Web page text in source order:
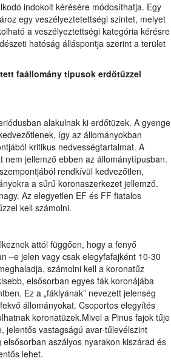
indokolt kérésére módosíthatja. Egy
egy veszélyeztetettségi szintet, melyet
a veszélyeztettségi kategória kérésre
hatóság álláspontja szerint a terület
faállomány típusok erdőtűzzel
alakulnak ki erdőtüzek. A gyenge
így az állományokban
kritikus nedvességtartalmat. A
jellemző ebben az állománytípusban.
rendkívül kedvezőtlen,
a sűrű koronaszerkezet jellemző.
Az elegyetlen EF és FF fiatalos
kell számolni.
attól függően, hogy a fenyő
–e jelen vagy csak elegyfafajként 10-30
számolni kell a koronatűz
elsősorban egyes fák koronájába
Ez a „fáklyának” nevezett jelenség
állományokat. Csoportos elegyítés
koronatüzek.Mivel a Pinus fajok tűje
jelentős vastagságú avar-tűlevélszint
aszályos nyarakon kiszárad és
lehet.